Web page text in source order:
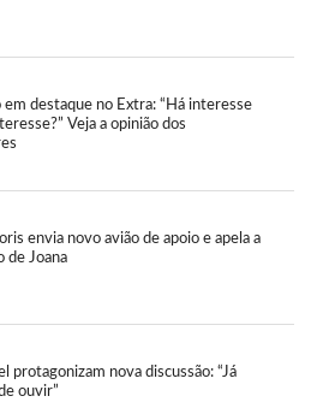
em destaque no Extra: “Há interesse
Veja a opinião dos
envia novo avião de apoio e apela a
de Joana
protagonizam nova discussão: “Já
ouvir”